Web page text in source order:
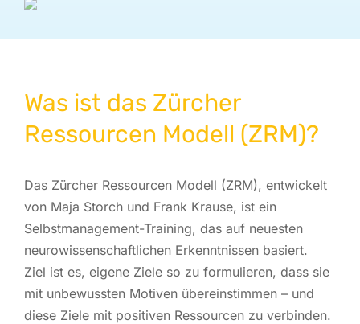
Was ist das Zürcher
Ressourcen Modell (ZRM)?
Das Zürcher Ressourcen Modell (ZRM), entwickelt
von Maja Storch und Frank Krause, ist ein
Selbstmanagement-Training, das auf neuesten
neurowissenschaftlichen Erkenntnissen basiert.
Ziel ist es, eigene Ziele so zu formulieren, dass sie
mit unbewussten Motiven übereinstimmen – und
diese Ziele mit positiven Ressourcen zu verbinden.